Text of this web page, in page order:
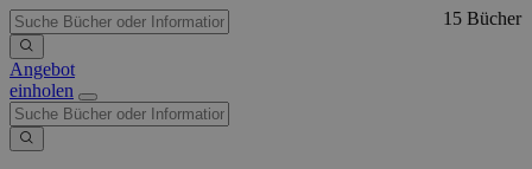
Angebot
einholen
15 Bücher